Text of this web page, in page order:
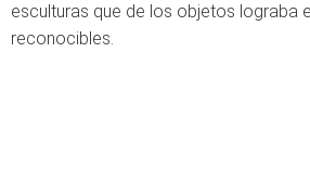
esculturas que de los objetos lograba
reconocibles.